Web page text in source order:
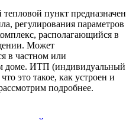
пункт предназначен
регулирования параметров
располагающийся в
Может
в частном или
доме. ИТП (индивидуальный
это такое, как устроен и
подробнее.